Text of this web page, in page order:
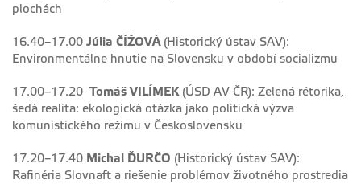
plochách
16.40–17.00 Júlia ČÍŽOVÁ(Historický ústav SAV):
Environmentálne hnutie na Slovensku v období socializmu
17.00–17.20 Tomáš VILÍMEK (ÚSD AV ČR): Zelená rétorika,
šedá realita: ekologická otázka jako politická výzva
komunistického režimu v Československu
17.20–17.40 Michal ĎURČO (Historický ústav SAV):
Rafinéria Slovnaft a riešenie problémov životného prostredia